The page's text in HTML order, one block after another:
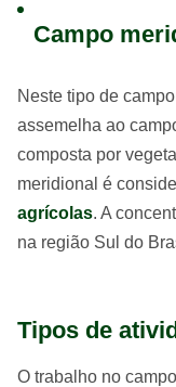
Campo
Neste tipo de
assemelha ao
composta por
meridional é
agrícolas. A
na região Sul do
Tipos de
O trabalho no